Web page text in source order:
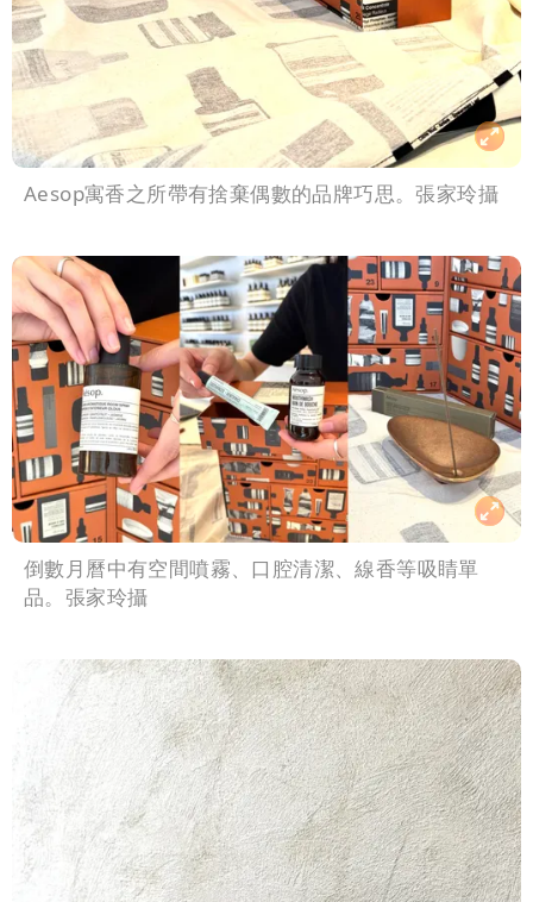
Aesop寓香之所帶有捨棄偶數的品牌巧思。張家玲攝
倒數月曆中有空間噴霧、口腔清潔、線香等吸睛單
品。張家玲攝